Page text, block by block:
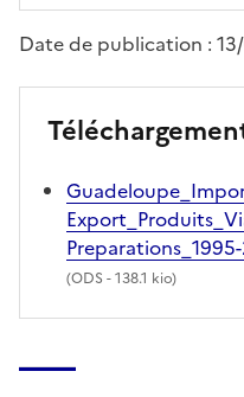
Date de publication :
(ODS - 138.1 kio)